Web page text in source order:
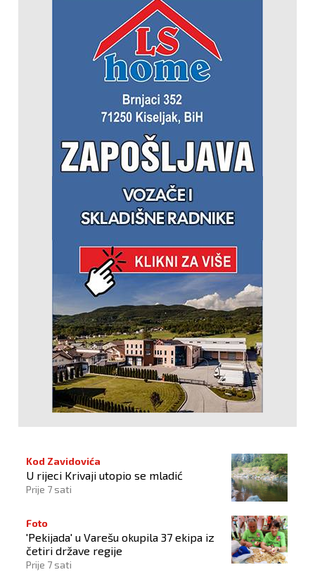
Kod Zavidovića
U rijeci Krivaji utopio se mladić
Prije 7 sati
Foto
'Pekijada' u Varešu okupila 37 ekipa iz
četiri države regije
Prije 7 sati